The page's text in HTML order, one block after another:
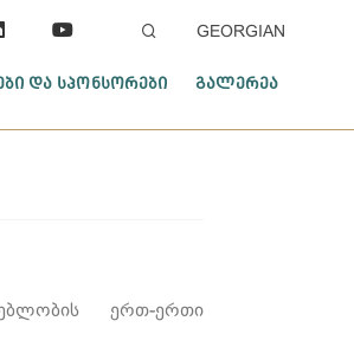
GEORGIAN
ᲓᲐ ᲡᲞᲝᲜᲡᲝᲠᲔᲑᲘ ᲒᲐᲚᲔᲠᲔᲐ
ერთ-ერთი